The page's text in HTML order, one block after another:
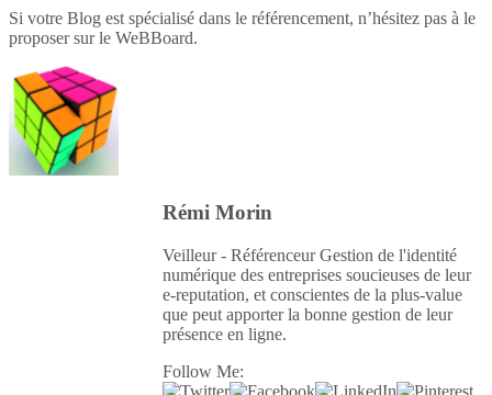
Si votre Blog est spécialisé dans le référencement, n’hésitez pas à le
proposer sur le WeBBoard.
Rémi Morin
Veilleur - Référenceur Gestion de l'identité
numérique des entreprises soucieuses de leur
e-reputation, et conscientes de la plus-value
que peut apporter la bonne gestion de leur
présence en ligne.
Follow Me: